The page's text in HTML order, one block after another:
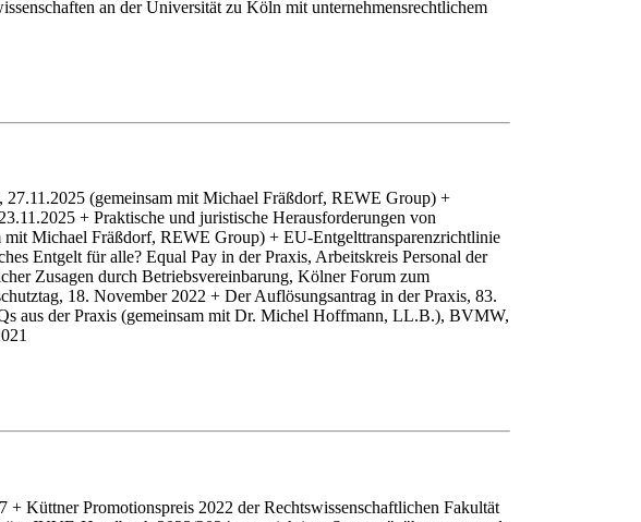
an der Universität zu Köln mit unternehmensrechtlichem
(gemeinsam mit Michael Fräßdorf, REWE Group) +
+ Praktische und juristische Herausforderungen von
Michael Fräßdorf, REWE Group) + EU-Entgelttransparenzrichtlinie
Entgelt für alle? Equal Pay in der Praxis, Arbeitskreis Personal der
Zusagen durch Betriebsvereinbarung, Kölner Forum zum
18. November 2022 + Der Auflösungsantrag in der Praxis, 83.
aus der Praxis (gemeinsam mit Dr. Michel Hoffmann, LL.B.), BVMW,
Küttner Promotionspreis 2022 der Rechtswissenschaftlichen Fakultät